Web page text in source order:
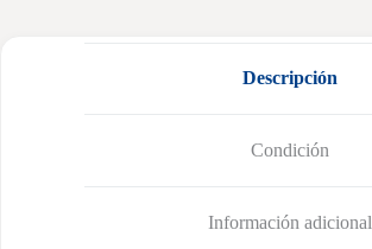
Descripción
Condición
Información adicional